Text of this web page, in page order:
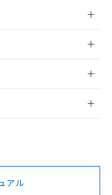
録
前に、以下を必ずお読
アル
の期間は出
ことから備考
とがない限
ておりま